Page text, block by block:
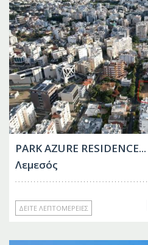
PARK AZURE RESIDENCE...
Λεμεσός
ΔΕΊΤΕ ΛΕΠΤΟΜΈΡΕΙΕΣ